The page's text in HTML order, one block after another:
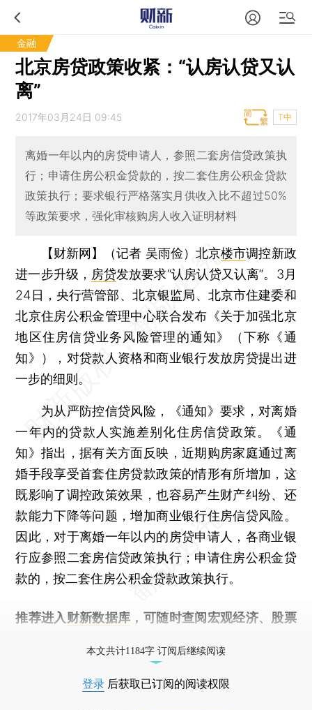
金融
北京房贷政策收紧：“认房认贷又认
离”
2017年03月24日 09:45 T中
离婚一年以内的房贷申请人，参照二套房信贷政策执
行；申请住房公积金贷款的，按二套住房公积金贷款
政策执行；要求银行严格落实月供收入比不超过50%
等政策要求，强化审核购房人收入证明材料
【财新网】（记者 吴雨俭） 北京楼市调控新政
进一步升级， 房贷发放要求“认房认贷又认离”。3月
24日，央行营管部、北京银监局、北京市住建委和
北京住房公积金管理中心联合发布《关于加强北京
地区住房信贷业务风险管理的通知》（下称《通
知》），对贷款人资格和商业银行发放房贷提出进
一步的细则。
为从严防控信贷风险，《通知》要求，对离婚
一年内的贷款人实施差别化住房信贷政策。《通
知》指出，据有关方面反映，近期购房家庭通过离
婚手段享受首套住房贷款政策的情形有所增加，这
既影响了调控政策效果，也容易产生财产纠纷、还
款能力下降等问题，增加商业银行住房信贷风险。
因此，对于离婚一年以内的房贷申请人，各商业银
行应参照二套房信贷政策执行；申请住房公积金贷
款的，按二套住房公积金贷款政策执行。
推荐进入 财新数据库 ，可随时查阅宏观经济、股票
本文共计1184字 订阅后继续阅读
登录 后获取已订阅的阅读权限